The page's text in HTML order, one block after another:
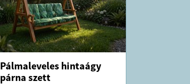
Pálmaleveles hintaágy
párna szett